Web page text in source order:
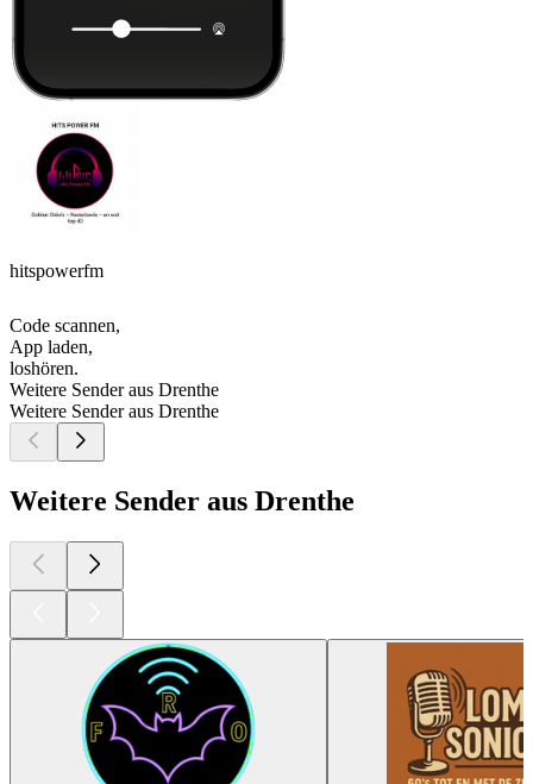
hitspowerfm
Code scannen,
App laden,
loshören.
Weitere Sender aus Drenthe
Weitere Sender aus Drenthe
Weitere Sender aus Drenthe